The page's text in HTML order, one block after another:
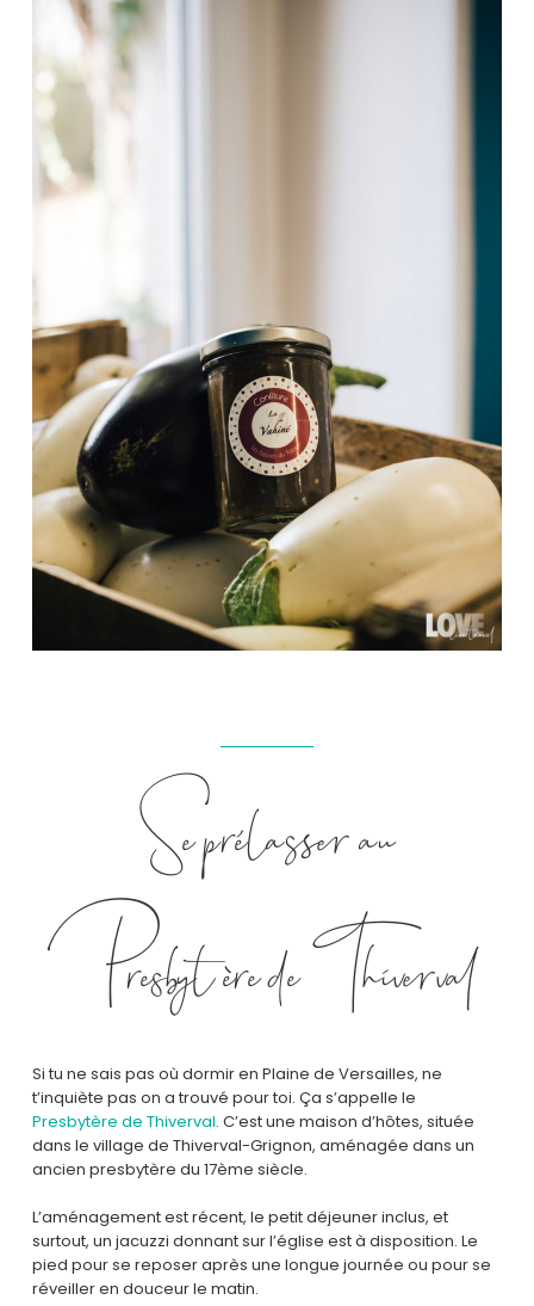
Se prélasser au
Presbytère de Thiverval
Si tu ne sais pas où dormir en Plaine de Versailles, ne
t’inquiète pas on a trouvé pour toi. Ça s’appelle le
Presbytère de Thiverval. C’est une maison d’hôtes, située
dans le village de Thiverval-Grignon, aménagée dans un
ancien presbytère du 17ème siècle.
L’aménagement est récent, le petit déjeuner inclus, et
surtout, un jacuzzi donnant sur l’église est à disposition. Le
pied pour se reposer après une longue journée ou pour se
réveiller en douceur le matin.